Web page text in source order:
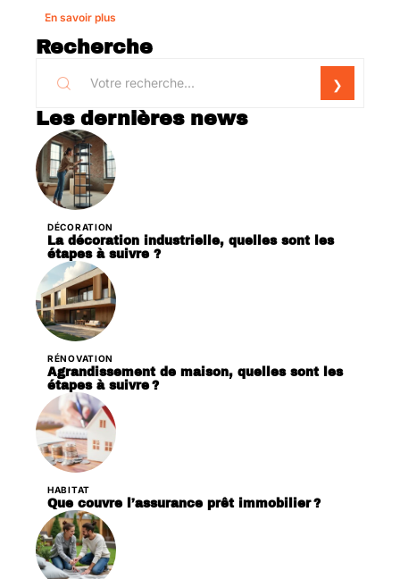
En savoir plus
Recherche
Les dernières news
DÉCORATION
La décoration industrielle, quelles sont les
étapes à suivre ?
RÉNOVATION
Agrandissement de maison, quelles sont les
étapes à suivre ?
HABITAT
Que couvre l’assurance prêt immobilier ?